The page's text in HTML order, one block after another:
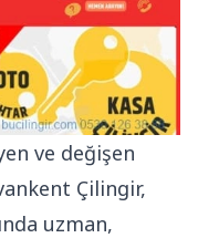
ve değişen
Çilingir,
uzman,